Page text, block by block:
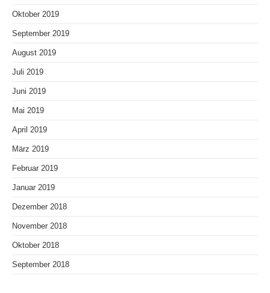
Oktober 2019
September 2019
August 2019
Juli 2019
Juni 2019
Mai 2019
April 2019
März 2019
Februar 2019
Januar 2019
Dezember 2018
November 2018
Oktober 2018
September 2018